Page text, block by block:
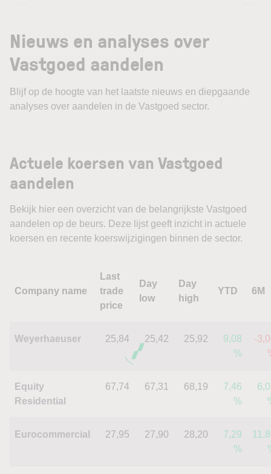
Nieuws en analyses over
Vastgoed aandelen
Blijf op de hoogte van het laatste nieuws en diepgaande
analyses over aandelen in de Vastgoed sector.
Actuele koersen van Vastgoed
aandelen
Bekijk hier een overzicht van de belangrijkste Vastgoed
aandelen op de beurs. Deze lijst geeft inzicht in actuele
koersen en recente koerswijzigingen binnen de sector.
Company name
Last
trade
price
Day
low
Day
high
YTD 6M
Weyerhaeuser 25,84 25,42 25,92
9,08
%
-
Equity
Residential
67,74 67,31 68,19
7,46
%
Eurocommercial 27,95 27,90 28,20
7,29
%